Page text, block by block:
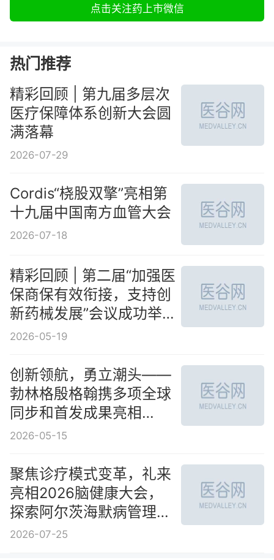
点击关注药上市微信
热门推荐
精彩回顾 | 第九届多层次
医疗保障体系创新大会圆
满落幕
2026-07-29
Cordis“桡股双擎”亮相第
十九届中国南方血管大会
2026-07-18
精彩回顾 | 第二届“加强医
保商保有效衔接，支持创
新药械发展”会议成功举
办
2026-05-19
创新领航，勇立潮头——
勃林格殷格翰携多项全球
同步和首发成果亮相
2026 DIA大会
2026-05-15
聚焦诊疗模式变革，礼来
亮相2026脑健康大会，
探索阿尔茨海默病管理新
路径
2026-07-25